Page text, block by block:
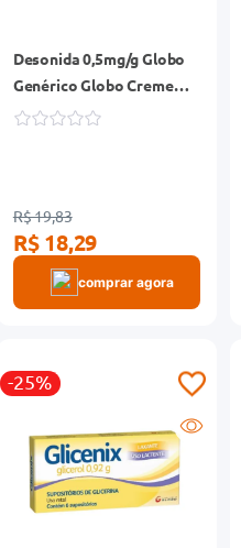
Desonida 0,5mg/g Globo
Genérico Globo Creme
Dermatológico Bisnaga
R$ 19,83
R$ 18,29
comprar agora
-25%